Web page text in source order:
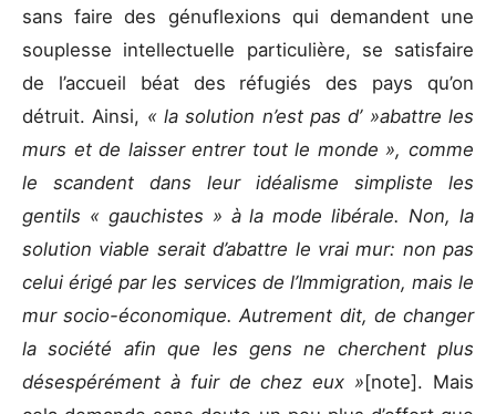
sans faire des génuflexions qui demandent une
souplesse intellectuelle particulière, se satisfaire
de l’accueil béat des réfugiés des pays qu’on
détruit. Ainsi, « la solution n’est pas d’ »abattre les
murs et de laisser entrer tout le monde », comme
le scandent dans leur idéalisme simpliste les
gentils « gauchistes » à la mode libérale. Non, la
solution viable serait d’abattre le vrai mur: non pas
celui érigé par les services de l’Immigration, mais le
mur socio-économique. Autrement dit, de changer
la société afin que les gens ne cherchent plus
désespérément à fuir de chez eux »[note]. Mais